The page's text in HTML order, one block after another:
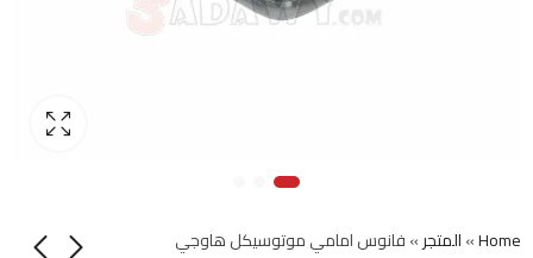
Home
»المتجر»فانوس امامي موتوسيكل هاوجي